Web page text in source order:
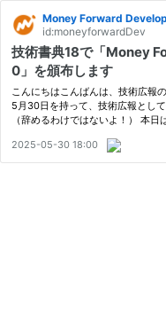
Money Forward
id:moneyforwardDev
技術書典18で「Money
0」を頒布します
こんにちはこんばんは、技術広報
5月30日を持って、技術広報とし
（辞めるわけではないよ！） 本
ご紹介です。 今回もまねふぉ執筆
イ…
2025-05-30 18:00